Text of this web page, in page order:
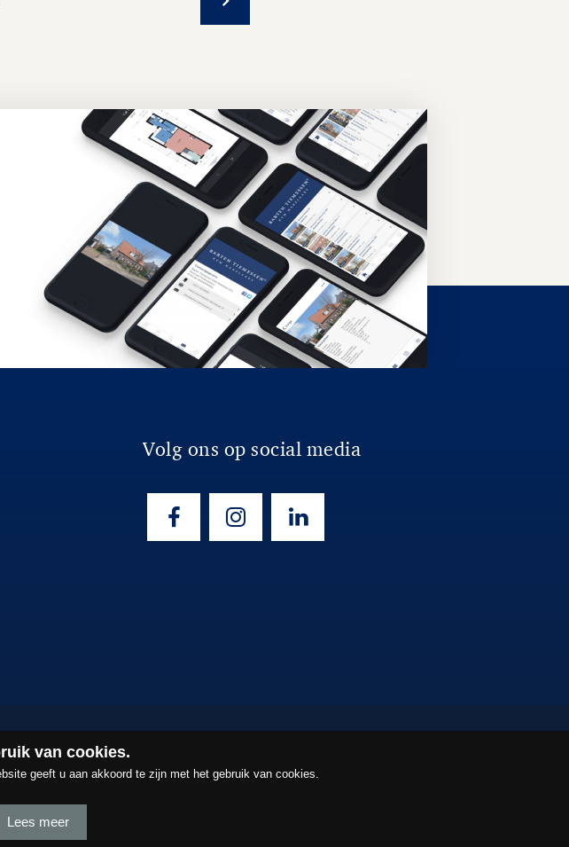
Volg ons op social media
Barten Tiemessen B.V.
van cookies.
geeft u aan akkoord te zijn met het gebruik van cookies.
Lees meer